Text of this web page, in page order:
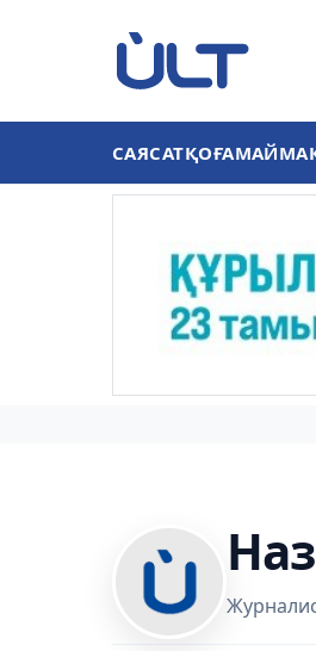
САЯСАТҚОҒАМ